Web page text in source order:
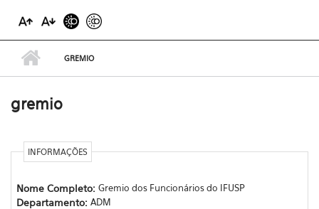
GREMIO
gremio
INFORMAÇÕES
Nome Completo: Gremio dos Funcionários do IFUSP
Departamento: ADM